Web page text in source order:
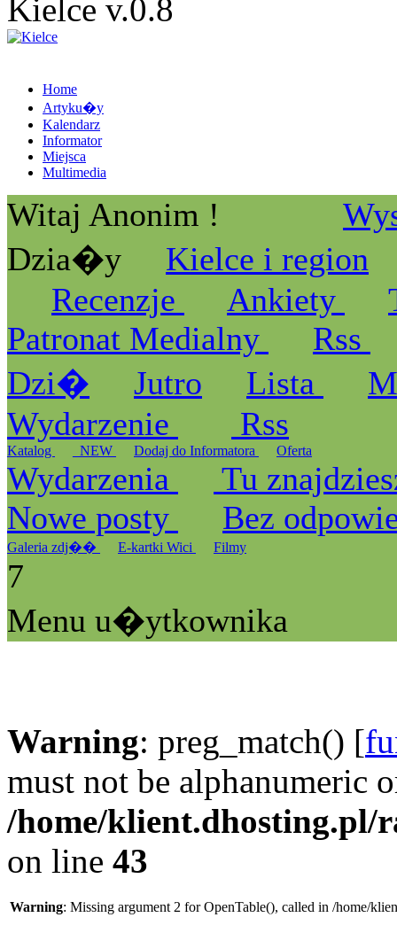
Kielce v.0.8
Home
Artyku�y
Kalendarz
Informator
Miejsca
Multimedia
Witaj Anonim !
Dzia�y
Kielce i region
Recenzje
Ankiety
Patronat Medialny
Rss
Dzi�
Jutro Lista
Wydarzenie
Rss
Katalog _NEW Dodaj do Informatora Oferta
Wydarzenia
Tu
Nowe posty
Bez
Galeria zdj�� E-kartki Wici Filmy
7
Menu u�ytkownika
Warning: preg_match() [
must not be alphanumeric
/home/klient.dhosting.pl/
on line 43
Warning: Missing argument 2 for OpenTable(), called in /home/